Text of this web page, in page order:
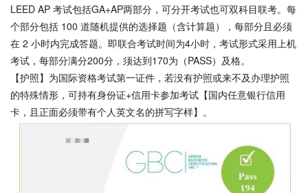
LEED AP 考试包括GA+AP两部分，可分开考试也可双科目联考。每
个部分包括 100 道随机提供的选择题（含计算题），每部分且必须
在 2 小时内完成答题。即联合考试时间为4小时，考试形式采用上机
考试，每部分满分200分，须达到170为（PASS）及格。
【护照】为国际资格考试第一证件，若没有护照或来不及办理护照
的特殊情形，可持有身份证+信用卡参加考试【国内任意银行信用
卡，且正面必须带有个人英文名的拼写字样】。